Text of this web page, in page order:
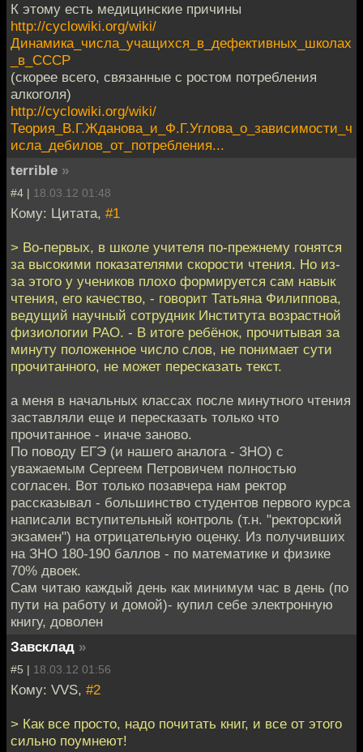
К этому есть медицинские причины
http://cyclowiki.org/wiki/
Динамика_числа_учащихся_в_дефективных_школах
_в_СССР
(скорее всего, связанные с ростом потребления
алкоголя)
http://cyclowiki.org/wiki/
Теория_В.Г.Жданова_и_Ф.Г.Углова_о_зависимости_ч
исла_дебилов_от_потребления...
terrible »
#4 | 18.03.12 01:48
Кому: Цитата, #1
> Во-первых, в школе учителя по-прежнему гонятся
за высокими показателями скорости чтения. Но из-
за этого у учеников плохо формируется сам навык
чтения, его качество, - говорит Татьяна Филиппова,
ведущий научный сотрудник Института возрастной
физиологии РАО. - В итоге ребёнок, прочитывая за
минуту положенное число слов, не понимает сути
прочитанного, не может пересказать текст.
а меня в начальных классах после минутного чтения
заставляли еще и пересказать только что
прочитанное - иначе заново.
По поводу ЕГЭ (и нашего аналога - ЗНО) с
уважаемым Сергеем Петровичем полностью
согласен. Вот только позавчера нам ректор
рассказывал - большинство студентов первого курса
написали вступительный контроль (т.н. "ректорский
экзамен") на отрицательную оценку. Из получивших
на ЗНО 180-190 баллов - по математике и физике
70% двоек.
Сам читаю каждый день как минимум час в день (по
пути на работу и домой)- купил себе электронную
книгу, доволен
Завсклад »
#5 | 18.03.12 01:56
Кому: VVS, #2
> Как все просто, надо почитать книг, и все от этого
сильно поумнеют!